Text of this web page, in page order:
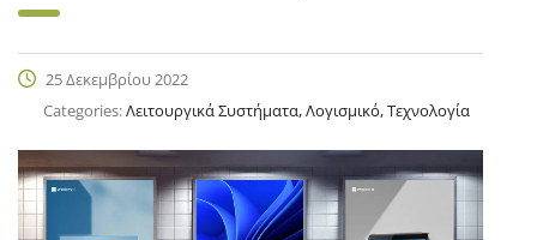
25 Δεκεμβρίου 2022
Categories:Λειτουργικά Συστήματα, Λογισμικό, Τεχνολογία